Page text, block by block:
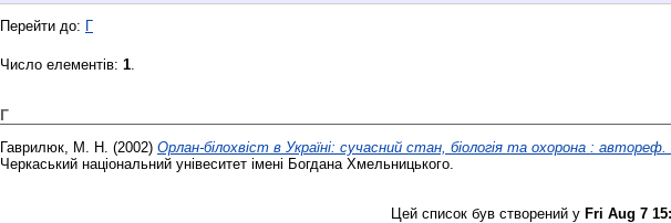
Перейти до: Г
Число елементів: 1
Г
Гаврилюк, М. Н. (2002) Орлан-білохвіст в Україні: сучасний стан, біологія та охорона : автореф.
Черкаський національний унівеситет імені Богдана Хмельницького.
Цей список був створений у Fri Aug 7